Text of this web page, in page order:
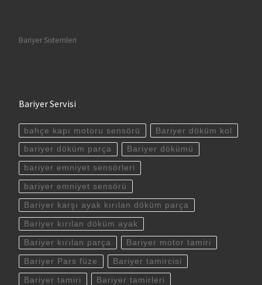
Bariyer Sistemleri
Bariyer Servisi
bahçe kapı motoru sensörü Bariyer döküm kol
bariyer döküm parça Bariyer dökümü
bariyer emniyet sensörleri
bariyer emniyet sensörü
Bariyer karşı ayak kırılan döküm parça
Bariyer kırılan döküm ayak
Bariyer kırılan parça Bariyer motor tamiri
Bariyer Pars füze Bariyer tamircisi
Bariyer tamiri Bariyer tamirleri